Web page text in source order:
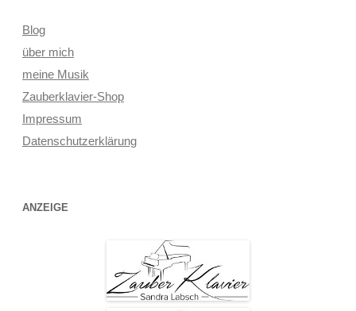
Blog
über mich
meine Musik
Zauberklavier-Shop
Impressum
Datenschutzerklärung
ANZEIGE